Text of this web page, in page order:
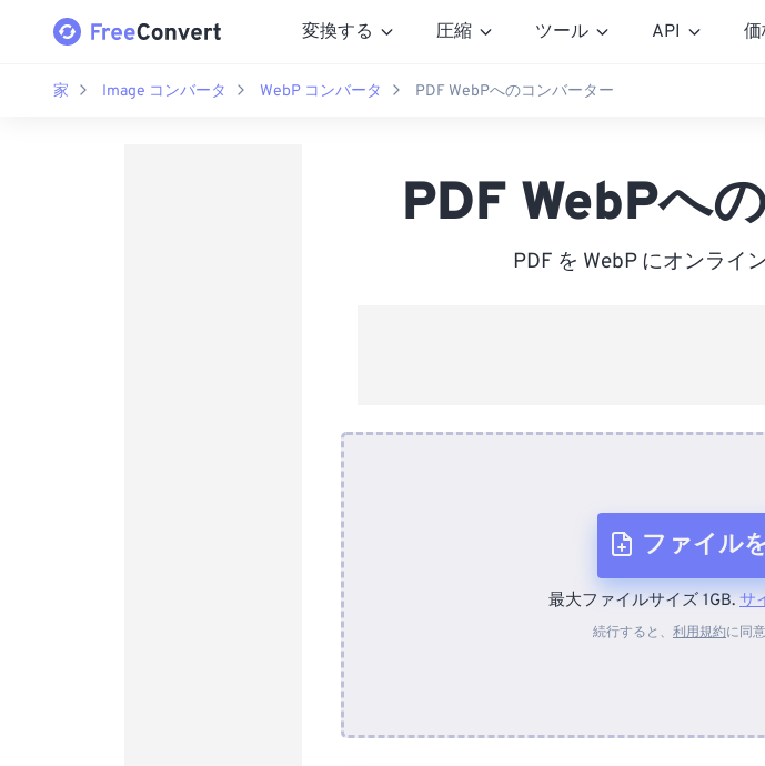
変換する 圧縮 ツール API 価
家 Image コンバータ WebP コンバータ PDF WebPへのコンバーター
PDF WebPへ
PDF を WebP にオンライ
ファイル
デバイス
最大ファイルサイズ 1GB. サ
続行すると、 利用規約に同